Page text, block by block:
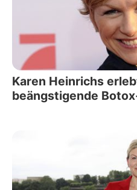
Karen Heinrichs
beängstigende